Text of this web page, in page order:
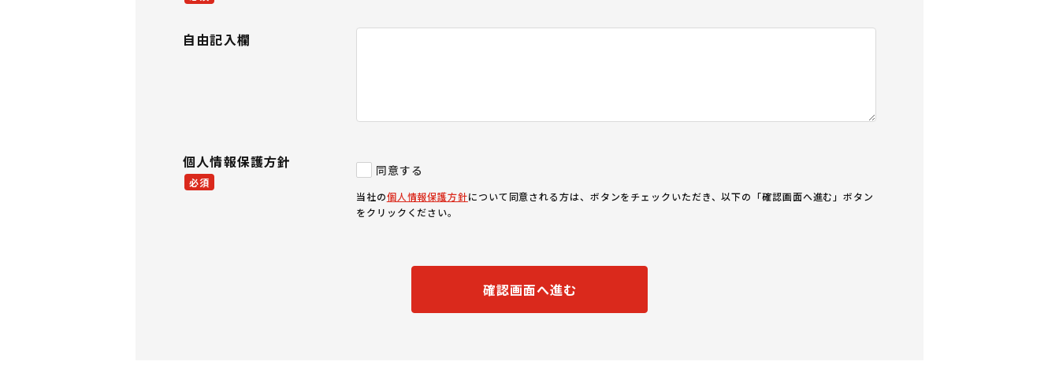
自由記入欄
個人情報保護方針
必須
同意する
当社の個人情報保護方針について同意される方は、ボタンをチェックいただき、以下の「確認画面へ進む」ボタン
をクリックください。
確認画面へ進む